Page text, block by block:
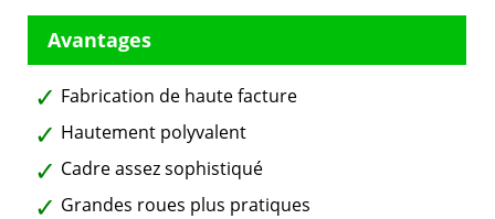
Fabrication de haute facture
Hautement polyvalent
Cadre assez sophistiqué
Grandes roues plus pratiques